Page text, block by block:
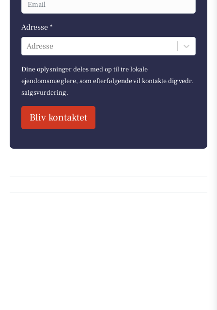
Adresse *
Adresse
Dine oplysninger deles med op til tre lokale
ejendomsmæglere, som efterfølgende vil kontakte dig vedr.
salgsvurdering.
Bliv kontaktet